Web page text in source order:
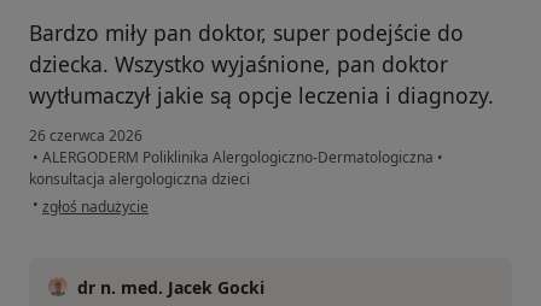
Bardzo miły pan doktor, super podejście do
dziecka. Wszystko wyjaśnione, pan doktor
wytłumaczył jakie są opcje leczenia i diagnozy.
26 czerwca 2026
• ALERGODERM Poliklinika Alergologiczno-Dermatologiczna •
konsultacja alergologiczna dzieci
• w opinii użytkownika Alicja
zgłoś nadużycie
dr n. med. Jacek Gocki